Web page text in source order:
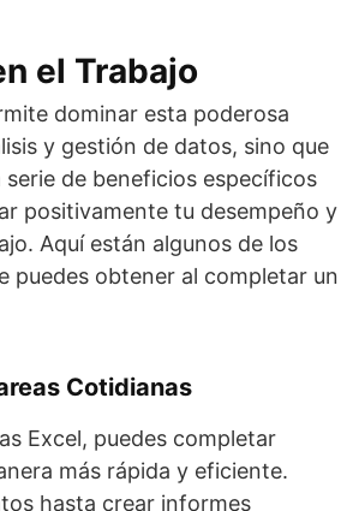
el Trabajo
dominar esta poderosa
y gestión de datos, sino que
de beneficios específicos
positivamente tu desempeño y
Aquí están algunos de los
puedes obtener al completar un
Cotidianas
Excel, puedes completar
más rápida y eficiente.
hasta crear informes